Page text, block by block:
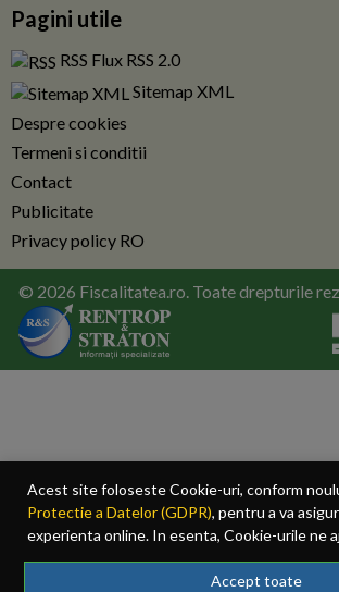
Acest site foloseste Cookie-uri, conform
Protectie a Datelor (GDPR), pentru a va
experienta online. In esenta, Cookie-urile ne
continutul de pe site, oferindu-va dvs.,
personalizata si mult mai rapida. Ele sunt
Accept toate
Pagini utile
RSS Flux RSS 2.0
Sitemap XML
Despre cookies
Termeni si conditii
Contact
Publicitate
Privacy policy RO
© 2026 Fiscalitatea.ro. Toate drepturile